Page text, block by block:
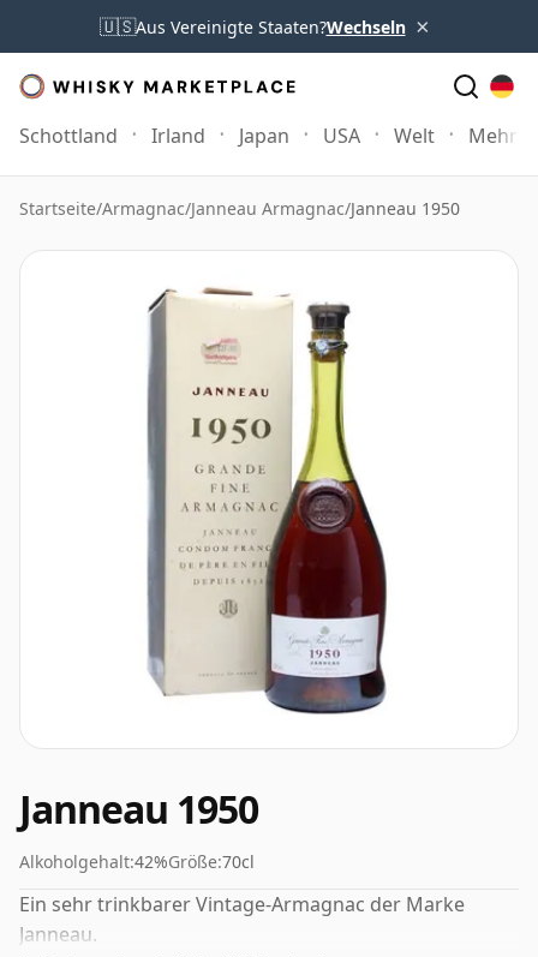
🇺🇸Aus Vereinigte Staaten?Wechseln ×
Schottland Irland Japan USA Welt Mehr
Startseite/Armagnac/Janneau Armagnac/Janneau 1950
Janneau 1950
Alkoholgehalt:42%Größe:70cl
Ein sehr trinkbarer Vintage-Armagnac der Marke
Janneau.